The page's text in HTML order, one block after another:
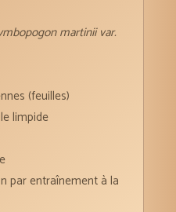
martinii var.
(feuilles)
limpide
par entraînement à la